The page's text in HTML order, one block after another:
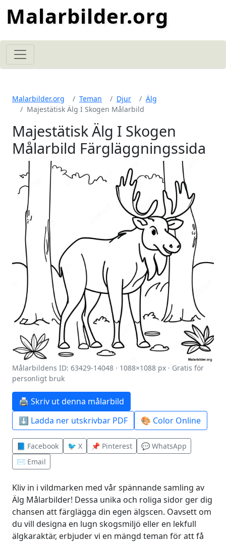
Malarbilder.org
Malarbilder.org Teman Djur
Älg
Majestätisk Älg I Skogen Målarbild
Majestätisk Älg I Skogen
Målarbild Färgläggningssida
Målarbildens ID: 63429-14048 · 1088×1088 px · Gratis för
personligt bruk
🖨️ Skriv ut denna målarbild
⬇️ Ladda ner utskrivbar PDF
🎨 Color Online
📘 Facebook 🐦 X 📌 Pinterest
💬 WhatsApp
✉️ Email
Kliv in i vildmarken med vår spännande samling av
Älg Målarbilder! Dessa unika och roliga sidor ger dig
chansen att färglägga din egen älgscen. Oavsett om
du vill designa en lugn skogsmiljö eller en lekfull
älgkaraktär, erbjuder vi en mängd teman för att få